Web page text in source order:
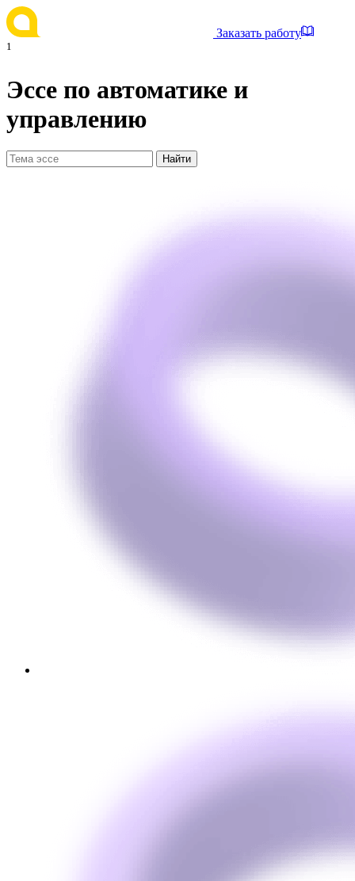
Заказать работу
1
Эссе по автоматике и
управлению
Найти